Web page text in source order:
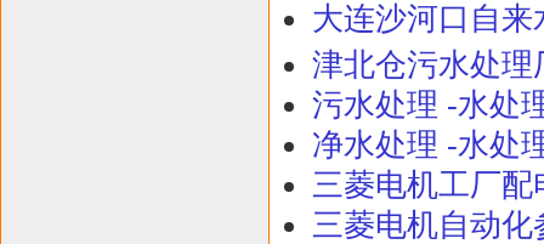
大连沙河口自
津北仓污水处理
污水处理 -水处
净水处理 -水处
三菱电机工厂
三菱电机自动